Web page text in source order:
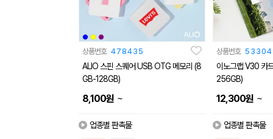
상품번호 478435
ALIO 스핀 스퀘어 USB OTG 메모리 (8
GB-128GB)
8,100원 ~
업종별 판촉물
상품번호
이노그랩 V30 카
256GB)
12,300원 ~
업종별 판촉물